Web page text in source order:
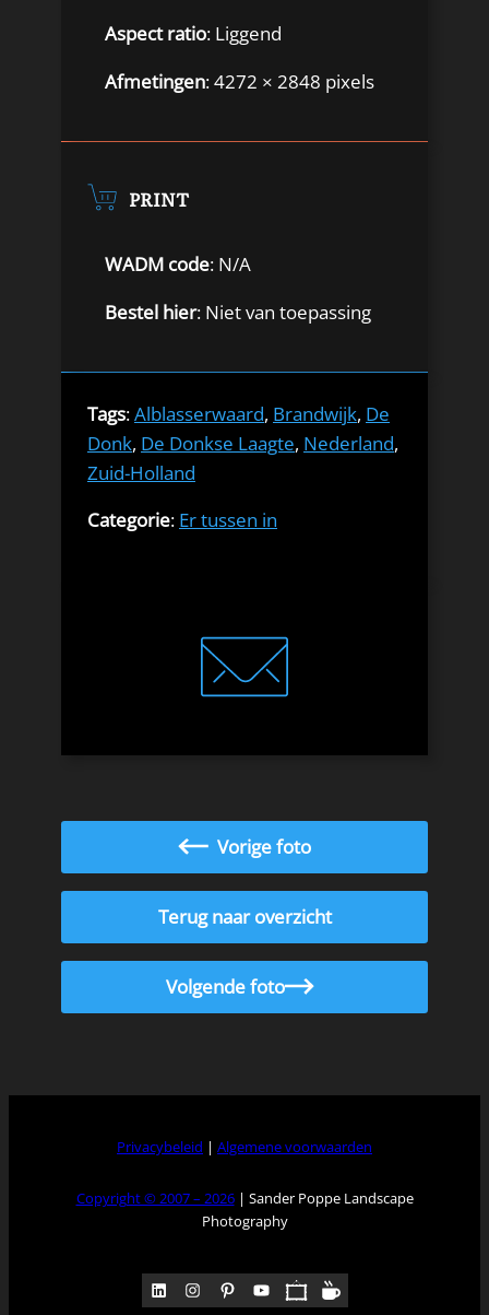
Aspect ratio: Liggend
Afmetingen: 4272 × 2848 pixels
PRINT
WADM code: N/A
Bestel hier: Niet van toepassing
Tags:Alblasserwaard, Brandwijk, De
Donk, De Donkse Laagte, Nederland,
Zuid-Holland
Categorie: Er tussen in
Vorige foto
Terug naar overzicht
Volgende foto
Privacybeleid | Algemene voorwaarden
Copyright © 2007 – 2026| Sander Poppe Landscape
Photography
LinkedIn Instagram Pinterest YouTube Pocket Medium